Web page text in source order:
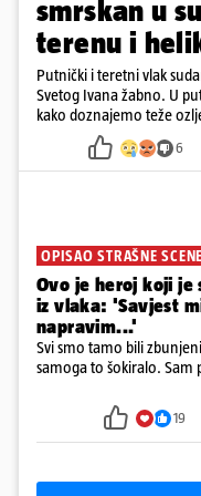
smrskan u
terenu i
Putnički i teretni vlak
Svetog Ivana žabno. U
kako doznajemo teže
vlaka. Zatvoren je promet, a fotoreporteri Prigorskog objavili su
prve snimke s mjesta
6
OPISAO STRAŠNE SCENE
Ovo je heroj koji je
iz vlaka: 'Savjest
napravim...'
Svi smo tamo bili
samoga to šokiralo. Sam
19